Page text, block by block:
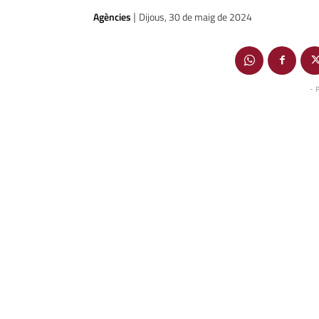
Agències | Dijous, 30 de maig de 2024
-